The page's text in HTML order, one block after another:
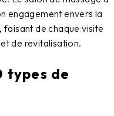
engagement envers la
de chaque visite
de revitalisation.
types de